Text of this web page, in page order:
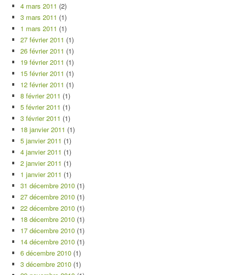
4 mars 2011 (2)
3 mars 2011 (1)
1 mars 2011 (1)
27 février 2011 (1)
26 février 2011 (1)
19 février 2011 (1)
15 février 2011 (1)
12 février 2011 (1)
8 février 2011 (1)
5 février 2011 (1)
3 février 2011 (1)
18 janvier 2011 (1)
5 janvier 2011 (1)
4 janvier 2011 (1)
2 janvier 2011 (1)
1 janvier 2011 (1)
31 décembre 2010 (1)
27 décembre 2010 (1)
22 décembre 2010 (1)
18 décembre 2010 (1)
17 décembre 2010 (1)
14 décembre 2010 (1)
6 décembre 2010 (1)
3 décembre 2010 (1)